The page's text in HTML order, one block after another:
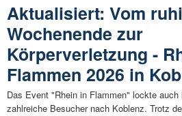
Aktualisiert: Vom
Wochenende zur
Körperverletzung -
Flammen 2026 in
Das Event "Rhein in Flammen" lockte auch
zahlreiche Besucher nach Koblenz. Trotz